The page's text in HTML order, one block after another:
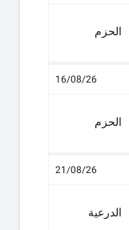
الحزم
16/08/26
الحزم
21/08/26
الدرعية